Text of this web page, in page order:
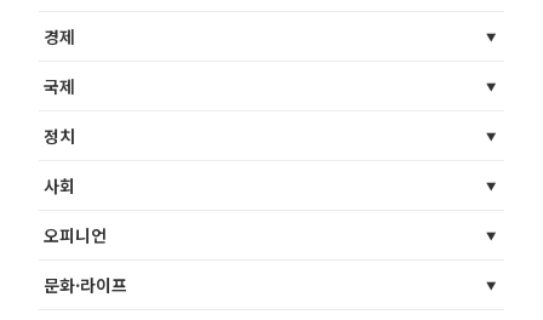
경제
국제
정치
사회
오피니언
문화·라이프